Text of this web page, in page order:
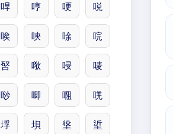
哻 哼 哽 哾
唉 唊 唋 唍
唘 唙 唚 唛
唦 唧 唨 唴
垺 垻 垼 垽